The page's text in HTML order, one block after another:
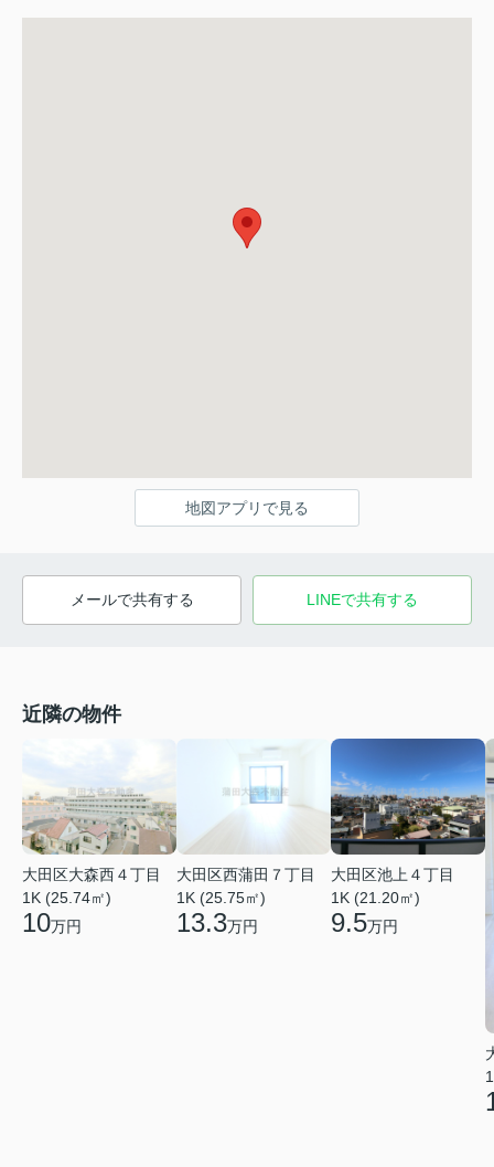
地図アプリで見る
メールで共有する LINEで共有する
近隣の物件
大田区大森西４丁目
1K (25.74㎡)
10万円
大田区西蒲田７丁目
1K (25.75㎡)
13.3万円
大田区池上４丁目
1K (21.20㎡)
9.5万円